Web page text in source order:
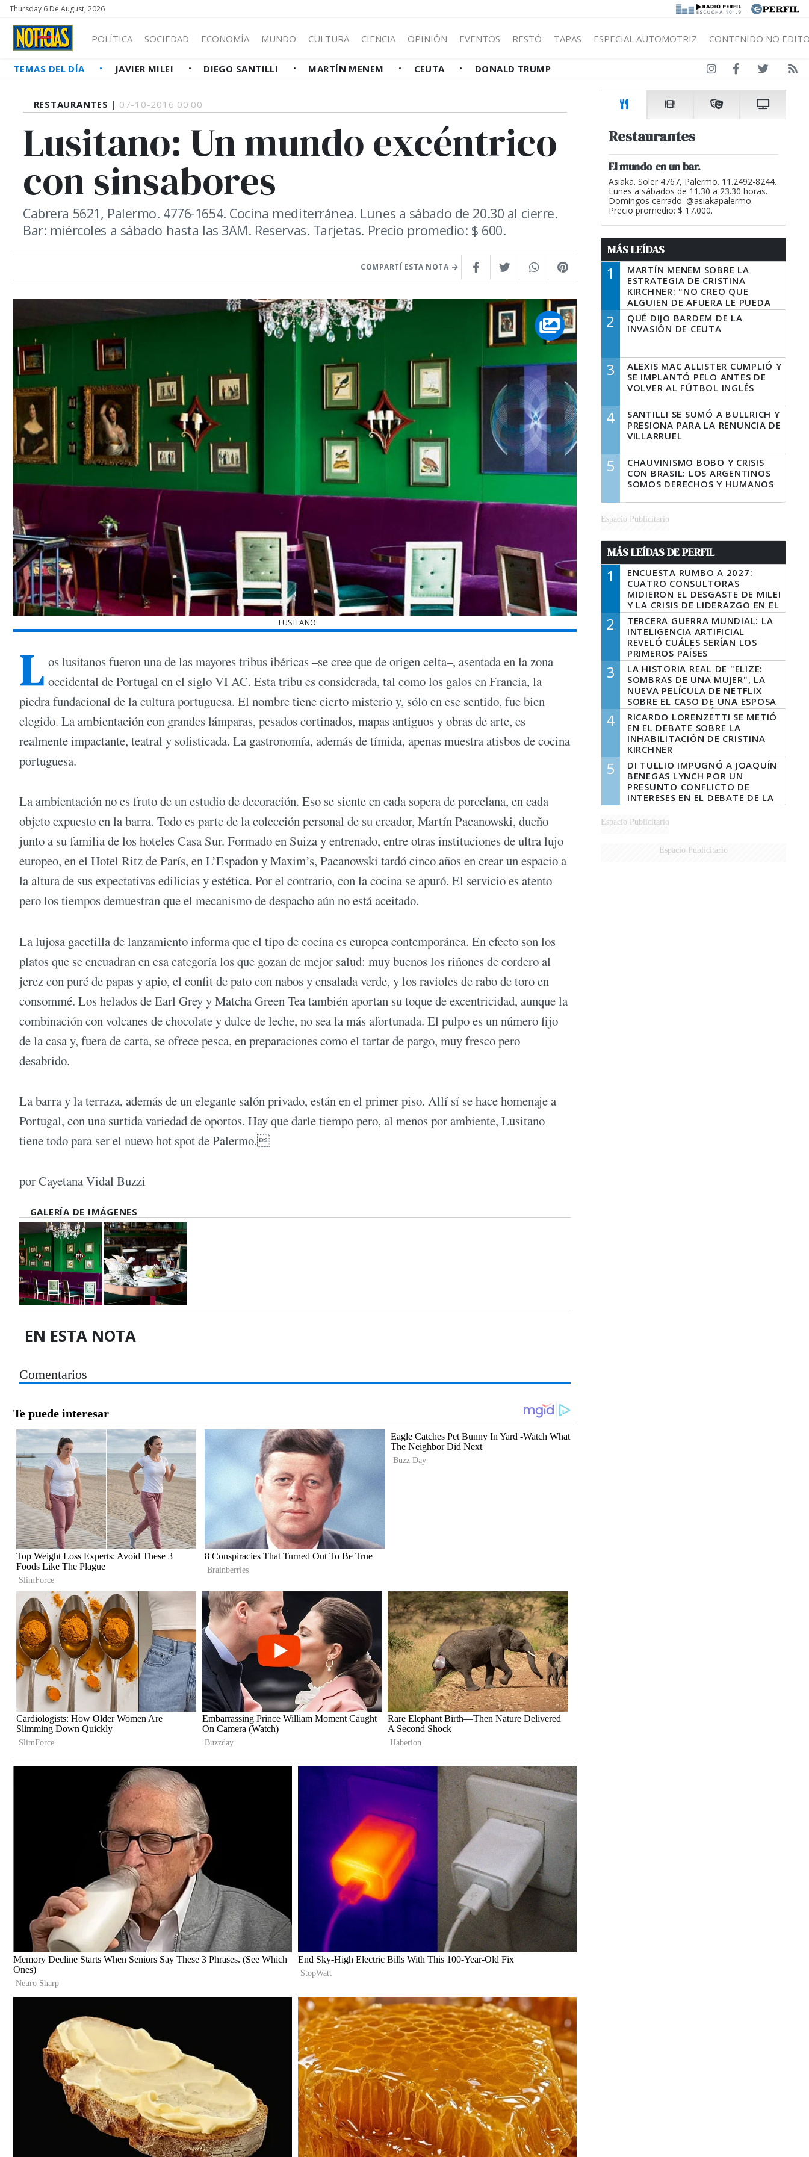
Thursday 6 De August, 2026 |
POLÍTICA SOCIEDAD ECONOMÍA MUNDO CULTURA CIENCIA OPINIÓN EVENTOS RESTÓ TAPAS ESPECIAL AUTOMOTRIZ CONTENIDO NO
TEMAS DEL DÍA JAVIER MILEI DIEGO SANTILLI MARTÍN MENEM CEUTA DONALD TRUMP
RESTAURANTES | 07-10-2016 00:00
Lusitano: Un mundo excéntrico
con sinsabores
Cabrera 5621, Palermo. 4776-1654. Cocina mediterránea. Lunes a sábado de 20.30 al cierre.
Bar: miércoles a sábado hasta las 3AM. Reservas. Tarjetas. Precio promedio: $ 600.
COMPARTÍ ESTA NOTA
LUSITANO
L os lusitanos fueron una de las mayores tribus ibéricas –se cree que de origen celta–, asentada en la zona
occidental de Portugal en el siglo VI AC. Esta tribu es considerada, tal como los galos en Francia, la
piedra fundacional de la cultura portuguesa. El nombre tiene cierto misterio y, sólo en ese sentido, fue bien
elegido. La ambientación con grandes lámparas, pesados cortinados, mapas antiguos y obras de arte, es
realmente impactante, teatral y sofisticada. La gastronomía, además de tímida, apenas muestra atisbos de cocina
portuguesa.
La ambientación no es fruto de un estudio de decoración. Eso se siente en cada sopera de porcelana, en cada
objeto expuesto en la barra. Todo es parte de la colección personal de su creador, Martín Pacanowski, dueño
junto a su familia de los hoteles Casa Sur. Formado en Suiza y entrenado, entre otras instituciones de ultra lujo
europeo, en el Hotel Ritz de París, en L’Espadon y Maxim’s, Pacanowski tardó cinco años en crear un espacio a
la altura de sus expectativas edilicias y estética. Por el contrario, con la cocina se apuró. El servicio es atento
pero los tiempos demuestran que el mecanismo de despacho aún no está aceitado.
La lujosa gacetilla de lanzamiento informa que el tipo de cocina es europea contemporánea. En efecto son los
platos que se encuadran en esa categoría los que gozan de mejor salud: muy buenos los riñones de cordero al
jerez con puré de papas y apio, el confit de pato con nabos y ensalada verde, y los ravioles de rabo de toro en
consommé. Los helados de Earl Grey y Matcha Green Tea también aportan su toque de excentricidad, aunque la
combinación con volcanes de chocolate y dulce de leche, no sea la más afortunada. El pulpo es un número fijo
de la casa y, fuera de carta, se ofrece pesca, en preparaciones como el tartar de pargo, muy fresco pero
desabrido.
La barra y la terraza, además de un elegante salón privado, están en el primer piso. Allí sí se hace homenaje a
Portugal, con una surtida variedad de oportos. Hay que darle tiempo pero, al menos por ambiente, Lusitano
tiene todo para ser el nuevo hot spot de Palermo.
por Cayetana Vidal Buzzi
GALERÍA DE IMÁGENES
EN ESTA NOTA
Comentarios
Restaurantes
El mundo en un bar.
Asiaka. Soler 4767, Palermo. 11.2492-8244.
Lunes a sábados de 11.30 a 23.30 horas.
Domingos cerrado. @asiakapalermo.
Precio promedio: $ 17.000.
MÁS LEÍDAS
1
MARTÍN MENEM SOBRE LA
ESTRATEGIA DE CRISTINA
KIRCHNER: "NO CREO QUE
ALGUIEN DE AFUERA LE PUEDA
DECIR A LA JUSTICIA LO QUE
TIENE QUE HACER"
2
QUÉ DIJO BARDEM DE LA
INVASIÓN DE CEUTA
3
ALEXIS MAC ALLISTER CUMPLIÓ Y
SE IMPLANTÓ PELO ANTES DE
VOLVER AL FÚTBOL INGLÉS
4
SANTILLI SE SUMÓ A BULLRICH Y
PRESIONA PARA LA RENUNCIA DE
VILLARRUEL
5
CHAUVINISMO BOBO Y CRISIS
CON BRASIL: LOS ARGENTINOS
SOMOS DERECHOS Y HUMANOS
Espacio Publicitario
MÁS LEÍDAS DE PERFIL
1
ENCUESTA RUMBO A 2027:
CUATRO CONSULTORAS
MIDIERON EL DESGASTE DE MILEI
Y LA CRISIS DE LIDERAZGO EN EL
PERONISMO
2
TERCERA GUERRA MUNDIAL: LA
INTELIGENCIA ARTIFICIAL
REVELÓ CUÁLES SERÍAN LOS
PRIMEROS PAÍSES
LATINOAMERICANOS EN SER
DERROTADOS
3
LA HISTORIA REAL DE "ELIZE:
SOMBRAS DE UNA MUJER", LA
NUEVA PELÍCULA DE NETFLIX
SOBRE EL CASO DE UNA ESPOSA
QUE DESCUARTIZÓ A SU
MARIDO
4
RICARDO LORENZETTI SE METIÓ
EN EL DEBATE SOBRE LA
INHABILITACIÓN DE CRISTINA
KIRCHNER
5
DI TULLIO IMPUGNÓ A JOAQUÍN
BENEGAS LYNCH POR UN
PRESUNTO CONFLICTO DE
INTERESES EN EL DEBATE DE LA
LEY DE TIERRAS
Espacio Publicitario
Espacio Publicitario